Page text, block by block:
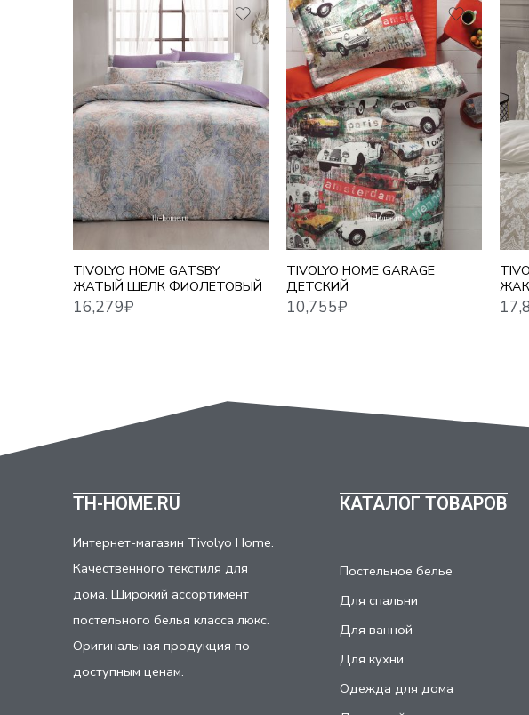
TIVOLYO HOME GATSBY
ЖАТЫЙ ШЕЛК ФИОЛЕТОВЫЙ
16,279₽
TIVOLYO HOME GARAGE
ДЕТСКИЙ
10,755₽ 17,875₽
TH-HOME.RU
Интернет-магазин Tivolyo Home.
Качественного текстиля для
дома. Широкий ассортимент
постельного белья класса люкс.
Оригинальная продукция по
доступным ценам.
КАТАЛОГ ТОВАРОВ
Постельное белье
Для спальни
Для ванной
Для кухни
Одежда для дома